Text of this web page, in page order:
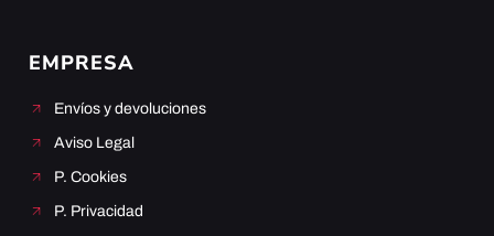
EMPRESA
Envíos y devoluciones
Aviso Legal
P. Cookies
P. Privacidad